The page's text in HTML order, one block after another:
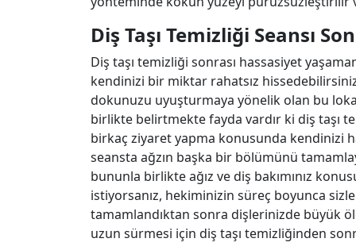
Diş Taşı Temizliği Seansı
Diş taşı temizliği sonrası hassasiyet
kendinizi bir miktar rahatsız
dokunuzu uyuşturmaya yönelik olan bu
birlikte belirtmekte fayda vardır ki diş taşı
birkaç ziyaret yapma konusunda kendinizi
seansta ağzın başka bir bölümünü
bununla birlikte ağız ve diş bakımınız
istiyorsanız, hekiminizin süreç boyunca
tamamlandıktan sonra dişlerinizde büyük
uzun sürmesi için diş taşı temizliğinden